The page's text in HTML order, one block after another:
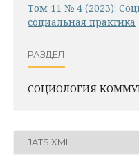
Том 11 № 4 (2023):
социальная практика
РАЗДЕЛ
СОЦИОЛОГИЯ
JATS XML